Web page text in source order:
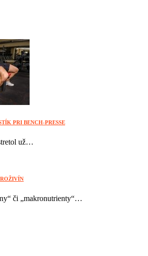
PRI BENCH-PRESSE
už…
či „makronutrienty“…